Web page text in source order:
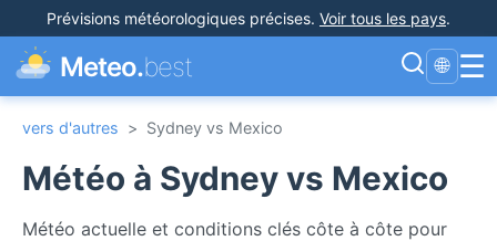
Prévisions météorologiques précises. Voir tous les pays.
Meteo.best 🌐 ☰
vers d'autres > Sydney vs Mexico
Météo à Sydney vs Mexico
Météo actuelle et conditions clés côte à côte pour